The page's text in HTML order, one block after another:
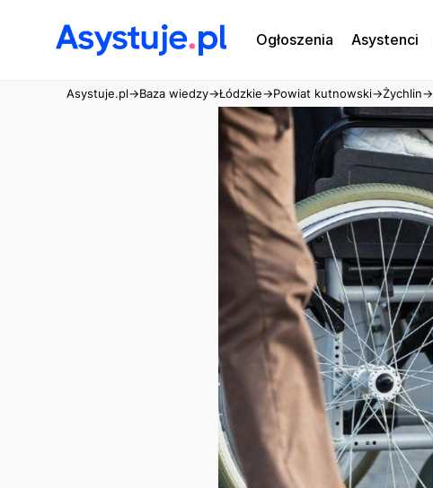
Ogłoszenia Asystenci
Asystuje.pl→Baza wiedzy→Łódzkie→Powiat kutnowski→Żychlin→